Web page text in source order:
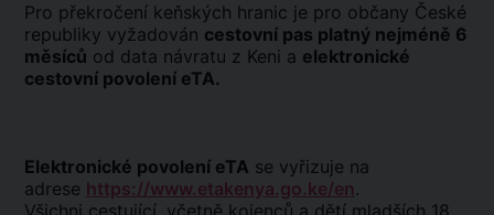
Pro překročení keňských hranic je pro občany České
republiky vyžadován cestovní pas platný nejméně 6
měsíců od data návratu z Keni a elektronické
cestovní povolení eTA.
Elektronické povolení eTA se vyřizuje na
adrese https://www.etakenya.go.ke/en .
Všichni cestující, včetně kojenců a dětí mladších 18